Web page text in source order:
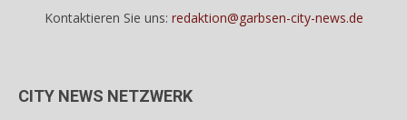
Kontaktieren Sie uns: redaktion@garbsen-city-news.de
CITY NEWS NETZWERK